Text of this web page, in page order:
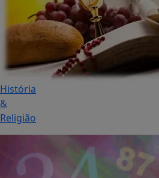
História
&
Religião